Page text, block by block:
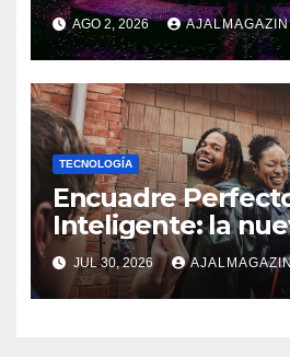
Fundador
AGO 2, 2026
TECNOLOGÍA
Encuadre
Inteligente: la
generación de
móvil
JUL 30, 2026